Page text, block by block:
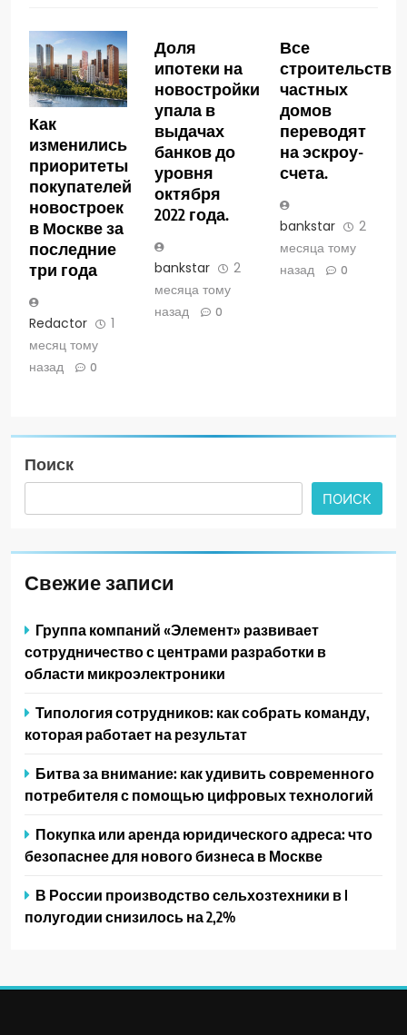
Как
изменились
приоритеты
покупателей
новостроек
в Москве за
последние
три года
Redactor
1
месяц тому
назад
0
Доля
ипотеки на
новостройки
упала в
выдачах
банков до
уровня
октября
2022 года.
bankstar
2
месяца тому
назад
0
Все
строительство
частных
домов
переводят
на эскроу-
счета.
bankstar
2
месяца тому
назад
0
Поиск
ПОИСК
Свежие записи
Группа компаний «Элемент» развивает
сотрудничество с центрами разработки в
области микроэлектроники
Типология сотрудников: как собрать команду,
которая работает на результат
Битва за внимание: как удивить современного
потребителя с помощью цифровых технологий
Покупка или аренда юридического адреса: что
безопаснее для нового бизнеса в Москве
В России производство сельхозтехники в I
полугодии снизилось на 2,2%